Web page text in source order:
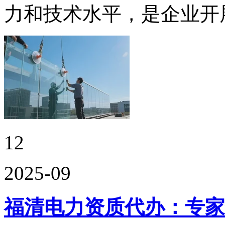
力和技术水平，是企业
12
2025-09
福清电力资质代办：专